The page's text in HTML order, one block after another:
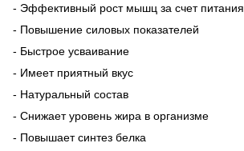
- Эффективный рост мышц за счет питания
- Повышение силовых показателей
- Быстрое усваивание
- Имеет приятный вкус
- Натуральный состав
- Снижает уровень жира в организме
- Повышает синтез белка